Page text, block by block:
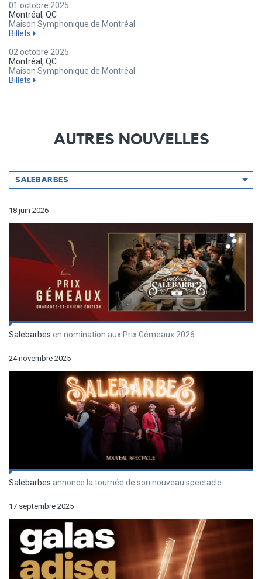
01 octobre 2025
Montréal, QC
Maison Symphonique de Montréal
Billets
02 octobre 2025
Montréal, QC
Maison Symphonique de Montréal
Billets
AUTRES NOUVELLES
Filtrer
par
SALEBARBES
18 juin 2026
Salebarbes en nomination aux Prix Gémeaux 2026
24 novembre 2025
Salebarbes annonce la tournée de son nouveau spectacle
17 septembre 2025